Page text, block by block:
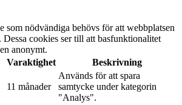
som nödvändiga behövs för att webbplatsen
Dessa cookies ser till att basfunktionalitet
anonymt.
Varaktighet
Beskrivning
11 månader
Används för att spara
samtycke under kategorin
"Analys".